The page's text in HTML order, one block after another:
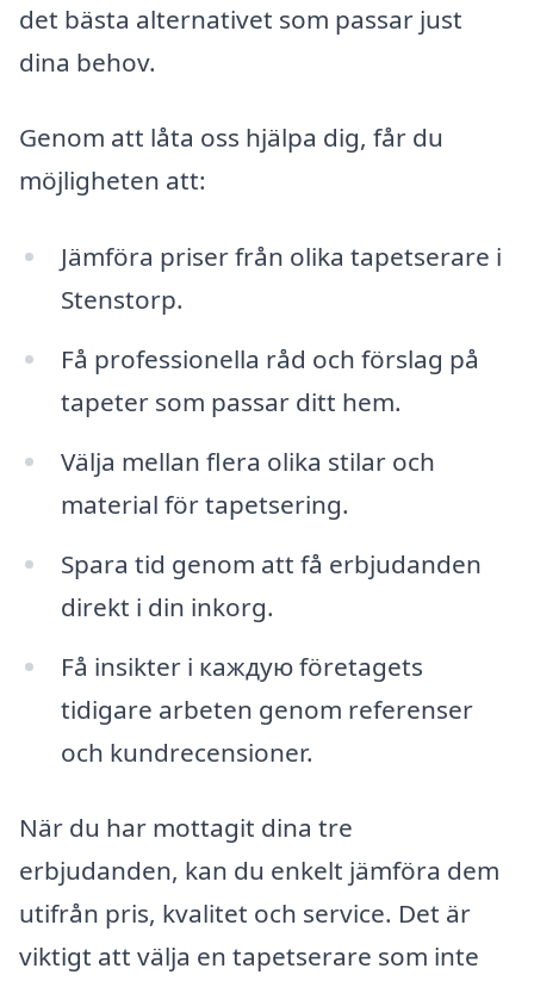
det bästa alternativet som passar just
dina behov.
Genom att låta oss hjälpa dig, får du
möjligheten att:
Jämföra priser från olika tapetserare i
Stenstorp.
Få professionella råd och förslag på
tapeter som passar ditt hem.
Välja mellan flera olika stilar och
material för tapetsering.
Spara tid genom att få erbjudanden
direkt i din inkorg.
Få insikter i каждую företagets
tidigare arbeten genom referenser
och kundrecensioner.
När du har mottagit dina tre
erbjudanden, kan du enkelt jämföra dem
utifrån pris, kvalitet och service. Det är
viktigt att välja en tapetserare som inte